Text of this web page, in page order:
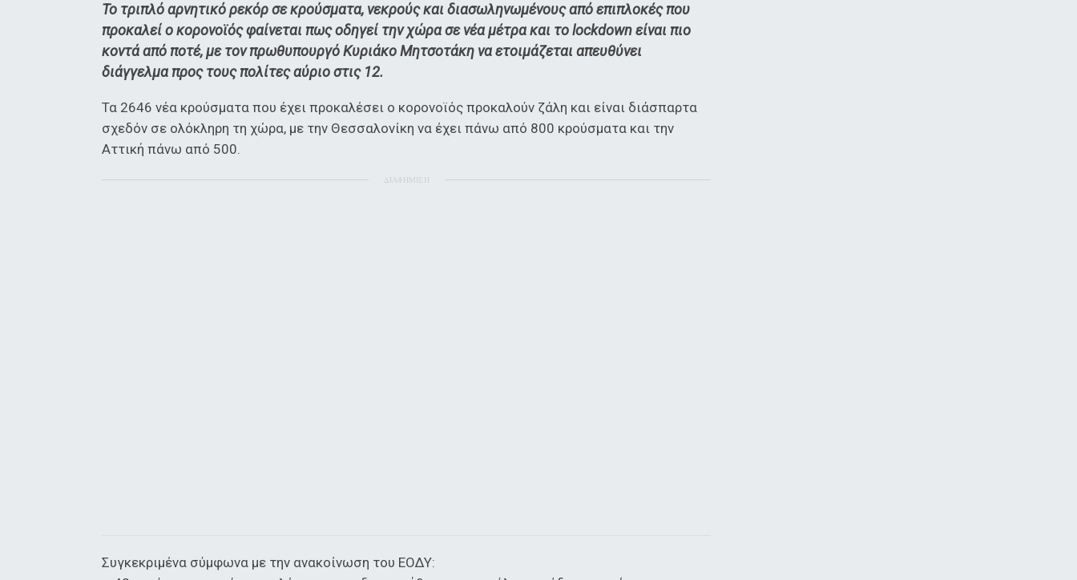
Το τριπλό αρνητικό ρεκόρ σε κρούσματα, νεκρούς και διασωληνωμένους από επιπλοκές που
προκαλεί ο κορονοϊός φαίνεται πως οδηγεί την χώρα σε νέα μέτρα και το lockdown είναι πιο
κοντά από ποτέ, με τον πρωθυπουργό Κυριάκο Μητσοτάκη να ετοιμάζεται απευθύνει
διάγγελμα προς τους πολίτες αύριο στις 12.
Τα 2646 νέα κρούσματα που έχει προκαλέσει ο κορονοϊός προκαλούν ζάλη και είναι διάσπαρτα
σχεδόν σε ολόκληρη τη χώρα, με την Θεσσαλονίκη να έχει πάνω από 800 κρούσματα και την
Αττική πάνω από 500.
ΔΙΑΦΗΜΙΣΗ
Συγκεκριμένα σύμφωνα με την ανακοίνωση του ΕΟΔΥ: